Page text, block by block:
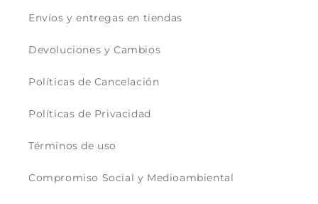
Envíos y entregas en tiendas
Devoluciones y Cambios
Políticas de Cancelación
Políticas de Privacidad
Términos de uso
Compromiso Social y Medioambiental